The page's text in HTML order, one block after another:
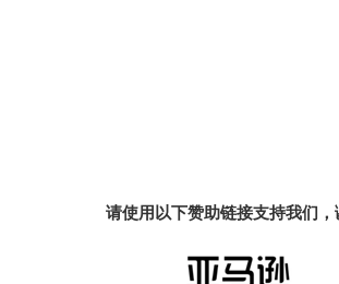
请使用以下赞助链接支持我们，